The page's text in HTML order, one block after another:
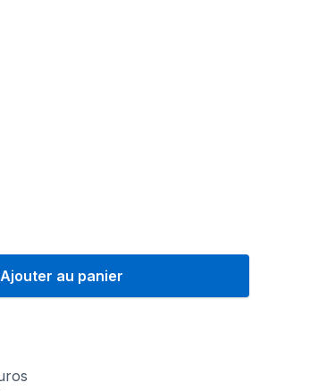
Ajouter au panier